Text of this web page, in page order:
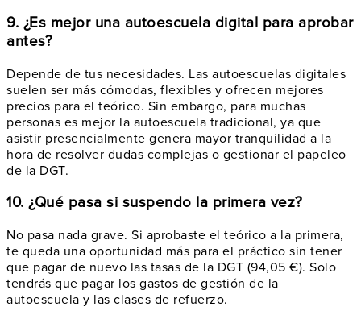
9. ¿Es mejor una autoescuela digital para aprobar
antes?
Depende de tus necesidades. Las autoescuelas digitales
suelen ser más cómodas, flexibles y ofrecen mejores
precios para el teórico. Sin embargo, para muchas
personas es mejor la autoescuela tradicional, ya que
asistir presencialmente genera mayor tranquilidad a la
hora de resolver dudas complejas o gestionar el papeleo
de la DGT.
10. ¿Qué pasa si suspendo la primera vez?
No pasa nada grave. Si aprobaste el teórico a la primera,
te queda una oportunidad más para el práctico sin tener
que pagar de nuevo las tasas de la DGT (94,05 €). Solo
tendrás que pagar los gastos de gestión de la
autoescuela y las clases de refuerzo.